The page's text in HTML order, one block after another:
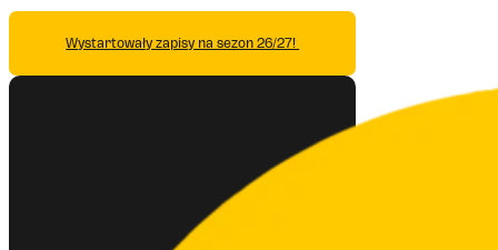
Wystartowały zapisy na sezon 26/27!